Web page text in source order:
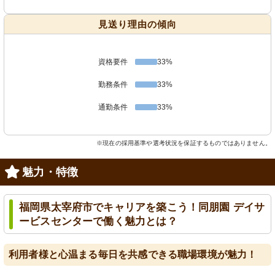
見送り理由の傾向
資格要件 33%
勤務条件 33%
通勤条件 33%
※現在の採用基準や選考状況を保証するものではありません。
魅力・特徴
福岡県太宰府市でキャリアを築こう！同朋園 デイサ
ービスセンターで働く魅力とは？
利用者様と心温まる毎日を共感できる職場環境が魅力！